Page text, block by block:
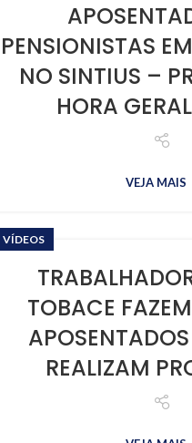
PENSIONISTAS
NO SINTIUS –
HORA
VEJA MAIS
VÍDEOS
TOBACE
REALIZAM